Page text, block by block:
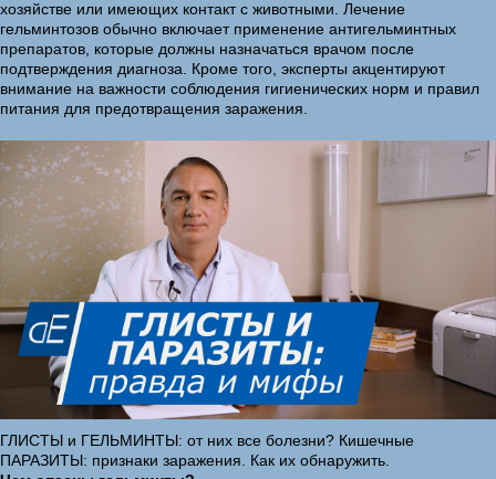
хозяйстве или имеющих контакт с животными. Лечение
гельминтозов обычно включает применение антигельминтных
препаратов, которые должны назначаться врачом после
подтверждения диагноза. Кроме того, эксперты акцентируют
внимание на важности соблюдения гигиенических норм и правил
питания для предотвращения заражения.
ГЛИСТЫ и ГЕЛЬМИНТЫ: от них все болезни? Кишечные
ПАРАЗИТЫ: признаки заражения. Как их обнаружить.